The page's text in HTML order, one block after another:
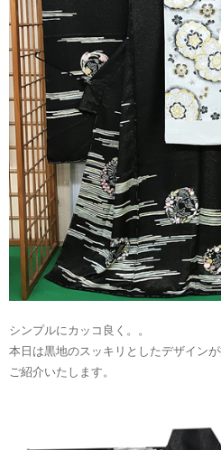
シンプルにカッコ良く。。
本日は黒地のスッキリとしたデザイン
ご紹介いたします。